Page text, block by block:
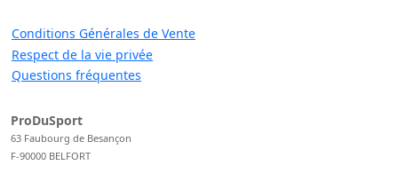
Conditions Générales de Vente
Respect de la vie privée
Questions fréquentes
ProDuSport
63 Faubourg de Besançon
F-90000 BELFORT